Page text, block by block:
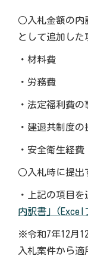
○入札金額の内
として追加した
・材料費
・労務費
・法定福利費
・建退共制度の
・安全衛生経費
○入札時に提出
・上記の項目
内訳書」(Excel
※令和7年12月
入札案件から適